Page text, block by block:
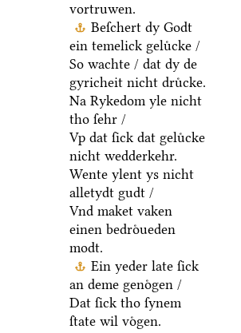
vortruwen.
Beſchert dy Godt
ein temelick geluͤcke /
So wachte / dat dy de
gyricheit nicht druͤcke.
Na Rykedom yle nicht
tho ſehr /
Vp dat ſick dat geluͤcke
nicht wedderkehr.
Wente ylent ys nicht
alletydt gudt /
Vnd maket vaken
einen bedroͤueden
modt.
Ein yeder late ſick
an deme genoͤgen /
Dat ſick tho ſynem
ſtate wil voͤgen.